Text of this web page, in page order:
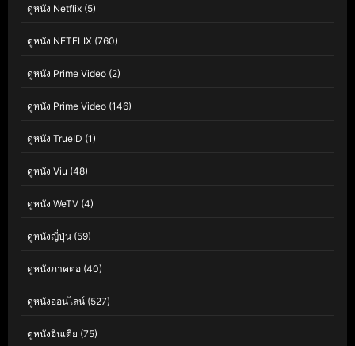
ดูหนัง Netflix (5)
ดูหนัง NETFLIX (760)
ดูหนัง Prime Video (2)
ดูหนัง Prime Video (146)
ดูหนัง TrueID (1)
ดูหนัง Viu (48)
ดูหนัง WeTV (4)
ดูหนังญี่ปุ่น (59)
ดูหนังภาคต่อ (40)
ดูหนังออนไลน์ (527)
ดูหนังอินเดีย (75)